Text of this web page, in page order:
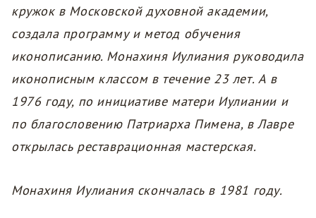
кружок в Московской духовной академии,
создала программу и метод обучения
иконописанию. Монахиня Иулиания руководила
иконописным классом в течение 23 лет. А в
1976 году, по инициативе матери Иулиании и
по благословению Патриарха Пимена, в Лавре
открылась реставрационная мастерская.
Монахиня Иулиания скончалась в 1981 году.